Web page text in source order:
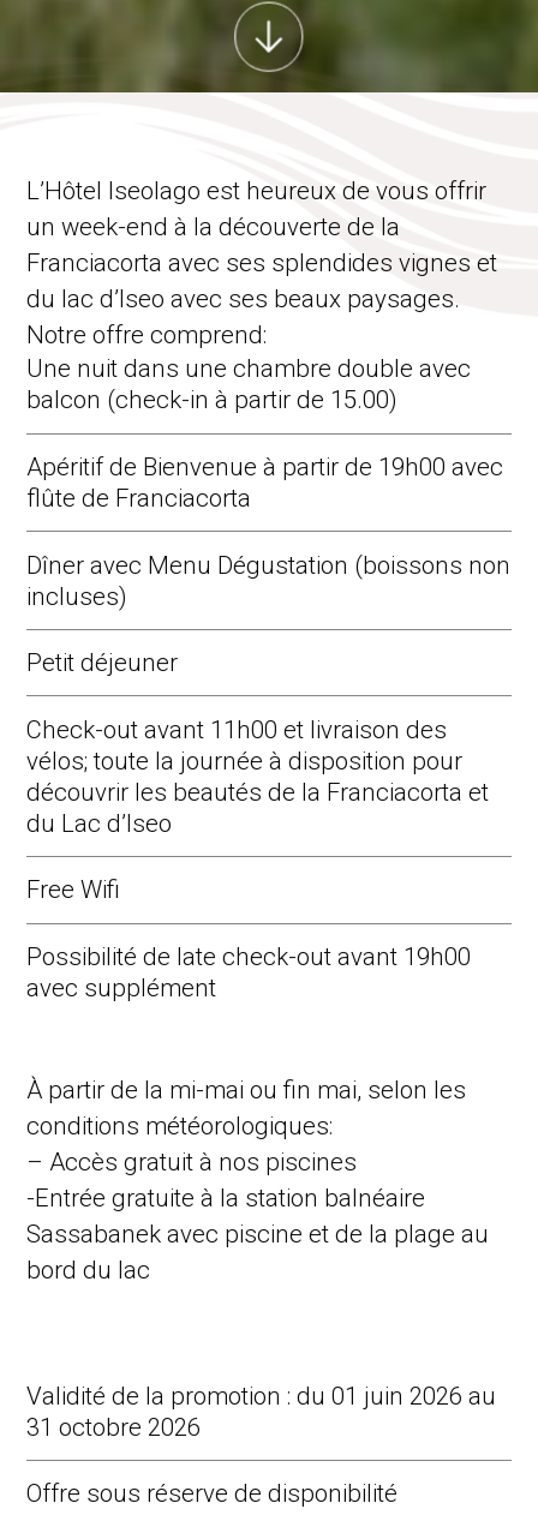
L’Hôtel Iseolago est heureux de vous offrir
un week-end à la découverte de la
Franciacorta avec ses splendides vignes et
du lac d’Iseo avec ses beaux paysages.
Notre offre comprend:
Une nuit dans une chambre double avec
balcon (check-in à partir de 15.00)
Apéritif de Bienvenue à partir de 19h00 avec
flûte de Franciacorta
Dîner avec Menu Dégustation (boissons non
incluses)
Petit déjeuner
Check-out avant 11h00 et livraison des
vélos; toute la journée à disposition pour
découvrir les beautés de la Franciacorta et
du Lac d’Iseo
Free Wifi
Possibilité de late check-out avant 19h00
avec supplément
À partir de la mi-mai ou fin mai, selon les
conditions météorologiques:
– Accès gratuit à nos piscines
-Entrée gratuite à la station balnéaire
Sassabanek avec piscine et de la plage au
bord du lac
Validité de la promotion : du 01 juin 2026 au
31 octobre 2026
Offre sous réserve de disponibilité